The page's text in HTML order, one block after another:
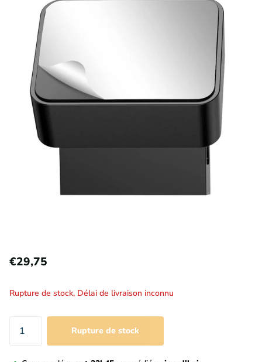
€29,75
Rupture de stock, Délai de livraison inconnu
Rupture de stock